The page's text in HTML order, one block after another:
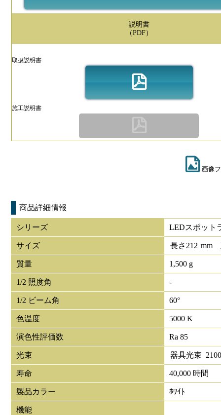
説明書
（PDF）
取扱説明書
施工説明書
画像
商品詳細情報
シリーズ LEDスポット
サイズ 長さ 212 mm
質量 1,500 g
1/2 照度角 -
1/2 ビーム角 60°
色温度 5000 K
演色性評価数 Ra 85
光束 器具光束
寿命 40,000 時間
製品カラー ﾎﾜｲﾄ
機能